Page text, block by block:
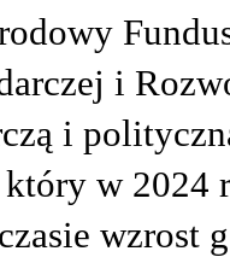
i
i
w 2024
wzrost